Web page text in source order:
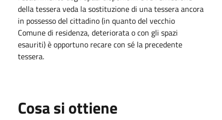
della tessera veda la sostituzione di una tessera ancora
in possesso del cittadino (in quanto del vecchio
Comune di residenza, deteriorata o con gli spazi
esauriti) è opportuno recare con sé la precedente
tessera.
Cosa si ottiene